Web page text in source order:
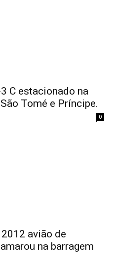
C estacionado na
Tomé e Príncipe.
0
avião de
na barragem